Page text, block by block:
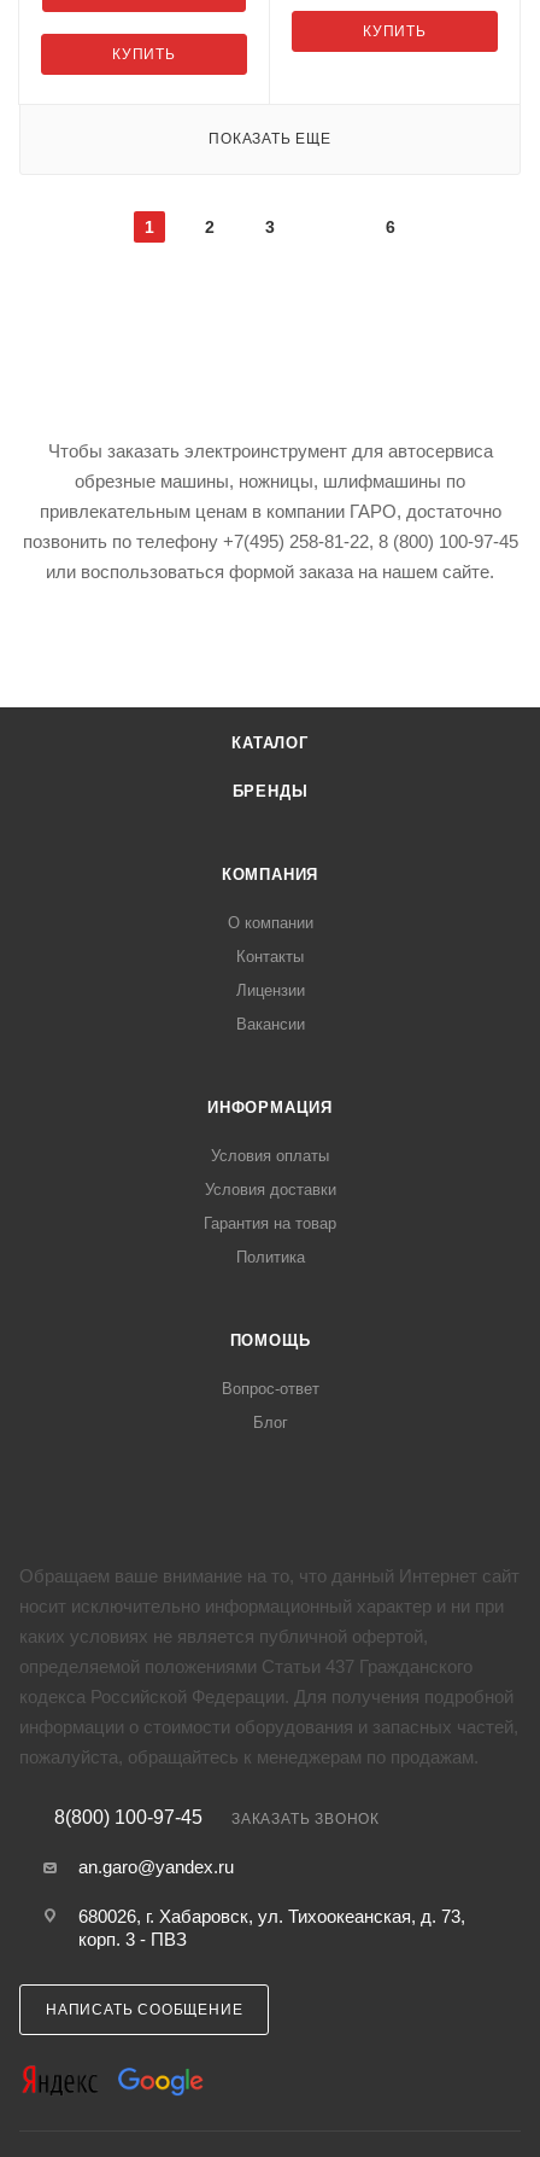
КУПИТЬ
КУПИТЬ
ПОКАЗАТЬ ЕЩЕ
1 2 3 6
Чтобы заказать электроинструмент для автосервиса
обрезные машины, ножницы, шлифмашины по
привлекательным ценам в компании ГАРО, достаточно
позвонить по телефону +7(495) 258-81-22, 8 (800) 100-97-45
или воспользоваться формой заказа на нашем сайте.
КАТАЛОГ
БРЕНДЫ
КОМПАНИЯ
О компании
Контакты
Лицензии
Вакансии
ИНФОРМАЦИЯ
Условия оплаты
Условия доставки
Гарантия на товар
Политика
ПОМОЩЬ
Вопрос-ответ
Блог
Обращаем ваше внимание на то, что данный Интернет сайт
носит исключительно информационный характер и ни при
каких условиях не является публичной офертой,
определяемой положениями Статьи 437 Гражданского
кодекса Российской Федерации. Для получения подробной
информации о стоимости оборудования и запасных частей,
пожалуйста, обращайтесь к менеджерам по продажам.
8(800) 100-97-45 ЗАКАЗАТЬ ЗВОНОК
an.garo@yandex.ru
680026, г. Хабаровск, ул. Тихоокеанская, д. 73,
корп. 3 - ПВЗ
НАПИСАТЬ СООБЩЕНИЕ